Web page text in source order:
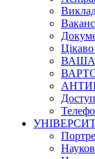
ВАША